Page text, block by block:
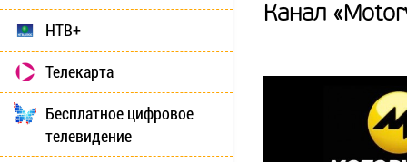
НТВ+
Телекарта
Бесплатное цифровое
телевидение
Канал